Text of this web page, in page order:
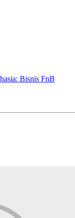
Bisnis FnB